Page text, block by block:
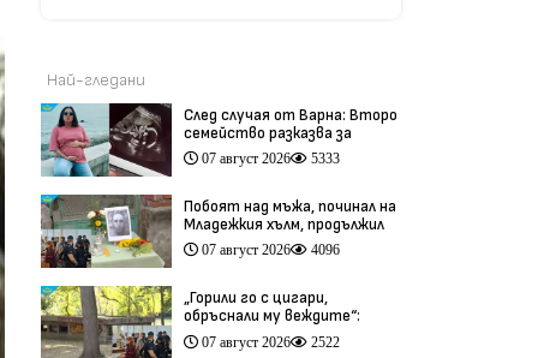
Най-гледани
След случая от Варна: Второ
семейство разказва за
трагедия след бременност
при същия лекар (видео)
07 август 2026 5333
Побоят над мъжа, починал на
Младежкия хълм, продължил
повече от час (видео)
07 август 2026 4096
„Горили го с цигари,
обръснали му веждите“:
Побойниците от Пловдив
остават в ареста (видео)
07 август 2026 2522